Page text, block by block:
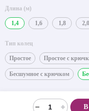
Длина (м)
1,4 1,6 1,8 2,0
Тип колец
Простое Простое с
Бесшумное с крючком
В